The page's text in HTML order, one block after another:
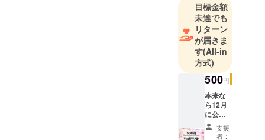
目標金額
未達でも
リターン
が届きま
す(All-in
方式)
500円
本来な
ら12月
に公開
予定の
Live2d
支援
者：